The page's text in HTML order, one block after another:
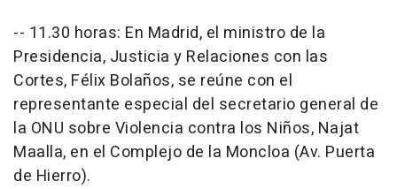
-- 11.30 horas: En Madrid, el ministro de la
Presidencia, Justicia y Relaciones con las
Cortes, Félix Bolaños, se reúne con el
representante especial del secretario general de
la ONU sobre Violencia contra los Niños, Najat
Maalla, en el Complejo de la Moncloa (Av. Puerta
de Hierro).